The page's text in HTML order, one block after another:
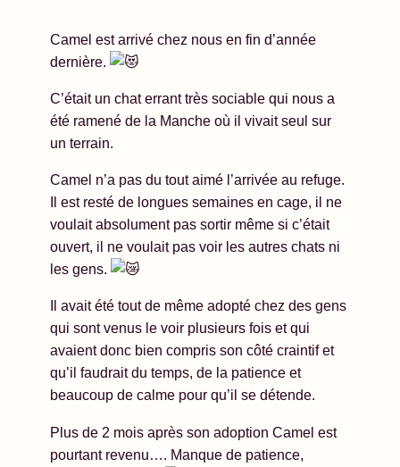
Camel est arrivé chez nous en fin d’année
dernière.
C’était un chat errant très sociable qui nous a
été ramené de la Manche où il vivait seul sur
un terrain.
Camel n’a pas du tout aimé l’arrivée au refuge.
Il est resté de longues semaines en cage, il ne
voulait absolument pas sortir même si c’était
ouvert, il ne voulait pas voir les autres chats ni
les gens.
avait été tout de même adopté chez des gens
qui sont venus le voir plusieurs fois et qui
avaient donc bien compris son côté craintif et
qu’il faudrait du temps, de la patience et
beaucoup de calme pour qu’il se détende.
Plus de 2 mois après son adoption Camel est
pourtant revenu…. Manque de patience,